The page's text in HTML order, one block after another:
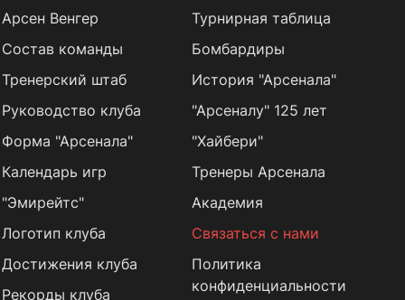
Арсен Венгер
Состав команды
Тренерский штаб
Руководство клуба
Форма "Арсенала"
Календарь игр
Турнирная таблица
Бомбардиры
История "Арсенала"
"Арсеналу" 125 лет
"Хайбери"
Тренеры Арсенала
"Эмирейтс"
Логотип клуба
Достижения клуба
Рекорды клуба
Академия
Связаться с нами
Политика
конфиденциальности